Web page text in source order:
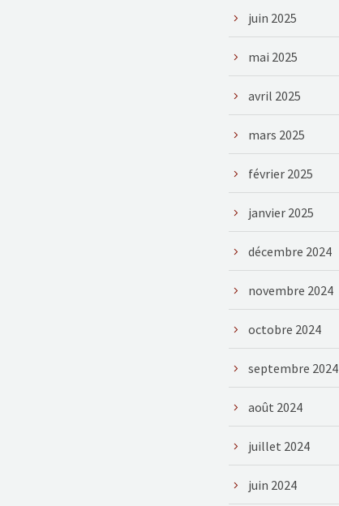
juin 2025
mai 2025
avril 2025
mars 2025
février 2025
janvier 2025
décembre 2024
novembre 2024
octobre 2024
septembre 2024
août 2024
juillet 2024
juin 2024